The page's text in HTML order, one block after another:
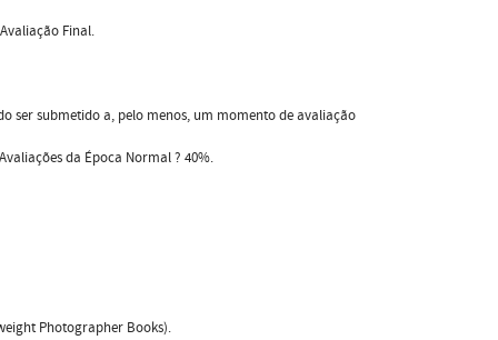
Final.
ser submetido a, pelo menos, um momento de avaliação
da Época Normal ? 40%.
Photographer Books).